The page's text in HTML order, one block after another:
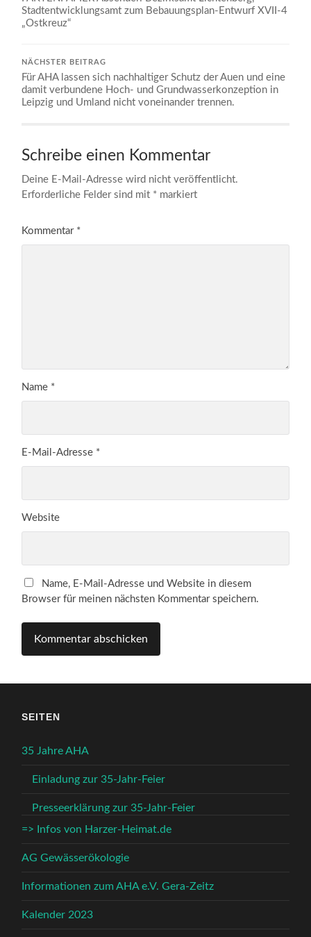
Stadtentwicklungsamt zum Bebauungsplan-Entwurf XVII-4
„Ostkreuz“
NÄCHSTER BEITRAG
Für AHA lassen sich nachhaltiger Schutz der Auen und eine
damit verbundene Hoch- und Grundwasserkonzeption in
Leipzig und Umland nicht voneinander trennen.
Schreibe einen Kommentar
Deine E-Mail-Adresse wird nicht veröffentlicht.
Erforderliche Felder sind mit * markiert
Kommentar *
Name *
E-Mail-Adresse *
Website
Name, E-Mail-Adresse und Website in diesem
Browser für meinen nächsten Kommentar speichern.
SEITEN
35 Jahre AHA
Einladung zur 35-Jahr-Feier
Presseerklärung zur 35-Jahr-Feier
=> Infos von Harzer-Heimat.de
AG Gewässerökologie
Informationen zum AHA e.V. Gera-Zeitz
Kalender 2023